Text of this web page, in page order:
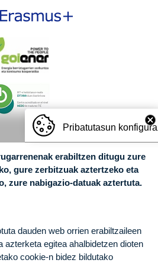
Pribatutasun
erabiltzen ditugu zure
gure zerbitzuak aztertzeko eta
zure nabigazio-datuak aztertuta.
dauden web orrien erabiltzaileen
azterketa egitea ahalbidetzen dioten
cookie-n bidez bildutako